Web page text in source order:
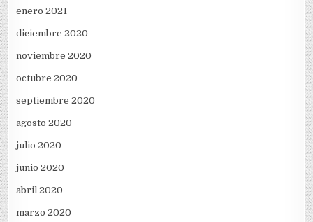
enero 2021
diciembre 2020
noviembre 2020
octubre 2020
septiembre 2020
agosto 2020
julio 2020
junio 2020
abril 2020
marzo 2020